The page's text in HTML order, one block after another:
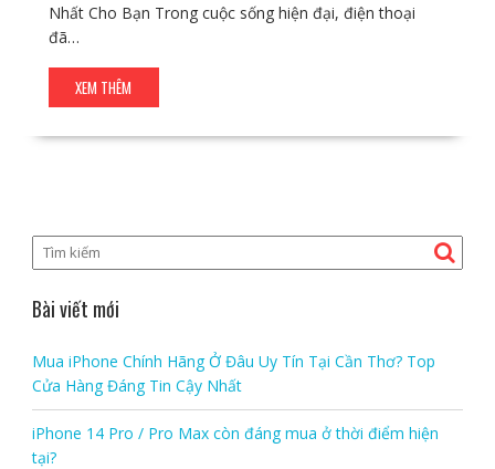
Nhất Cho Bạn Trong cuộc sống hiện đại, điện thoại
đã…
XEM THÊM
Bài viết mới
Mua iPhone Chính Hãng Ở Đâu Uy Tín Tại Cần Thơ? Top
Cửa Hàng Đáng Tin Cậy Nhất
iPhone 14 Pro / Pro Max còn đáng mua ở thời điểm hiện
tại?